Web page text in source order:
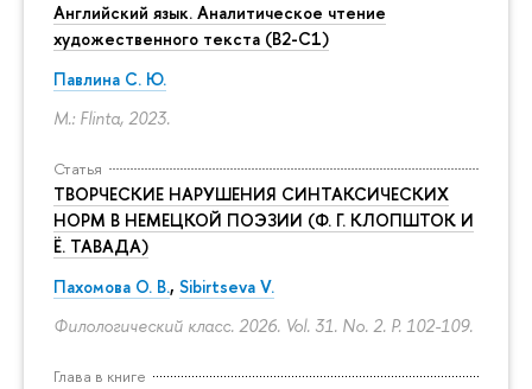
Английский язык. Аналитическое чтение
художественного текста (B2-C1)
Павлина С. Ю.
M.: Flinta, 2023.
Статья
ТВОРЧЕСКИЕ НАРУШЕНИЯ СИНТАКСИЧЕСКИХ
НОРМ В НЕМЕЦКОЙ ПОЭЗИИ (Ф. Г. КЛОПШТОК И
Ё. ТАВАДА)
Пахомова О. В., Sibirtseva V.
Филологический класс. 2026. Vol. 31. No. 2. P. 102-109.
Глава в книге